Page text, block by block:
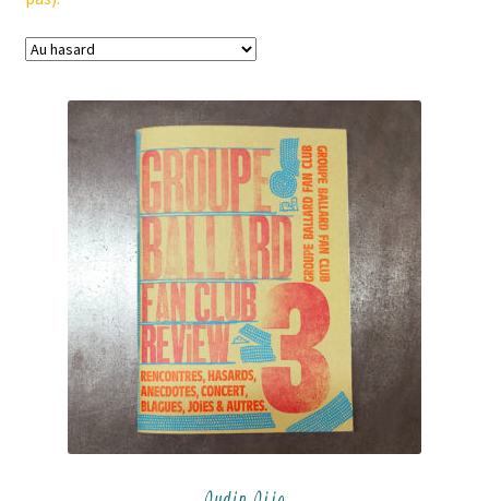
Numéro Complémentaire (fanzines)
Hors Collection
Expositions
Contact & inscription à la Novlettre